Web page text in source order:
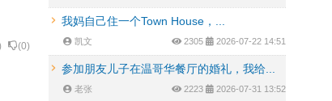
(0)
我妈自己住一个Town House，...
凯文 2305 2026-07-22 14:51
参加朋友儿子在温哥华餐厅的婚礼，我给...
老张 2223 2026-07-31 13:52